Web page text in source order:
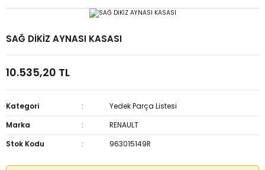
SAĞ DİKİZ AYNASI KASASI
10.535,20 TL
Kategori
Yedek Parça Listesi
Marka
RENAULT
Stok Kodu
963015149R